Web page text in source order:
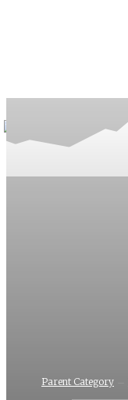
Parent Category